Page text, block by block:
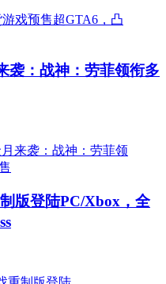
袭：战神：劳菲领衔多
版登陆PC/Xbox，全